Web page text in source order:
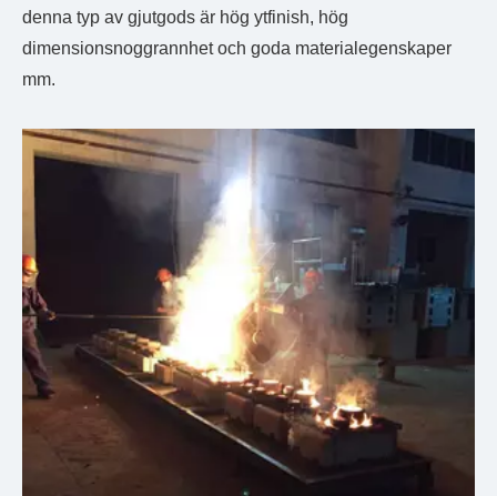
denna typ av gjutgods är hög ytfinish, hög
dimensionsnoggrannhet och goda materialegenskaper
mm.